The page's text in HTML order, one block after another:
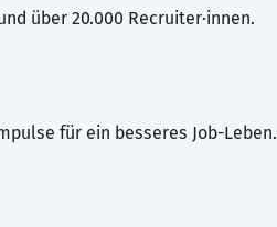
über 20.000 Recruiter·innen.
für ein besseres Job-Leben.